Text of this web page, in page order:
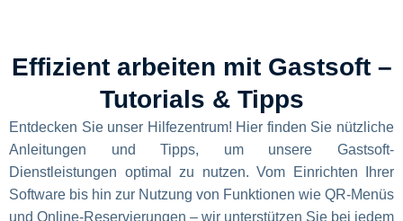
Effizient arbeiten mit Gastsoft –
Tutorials & Tipps
Entdecken Sie unser Hilfezentrum! Hier finden Sie nützliche
Anleitungen und Tipps, um unsere Gastsoft-
Dienstleistungen optimal zu nutzen. Vom Einrichten Ihrer
Software bis hin zur Nutzung von Funktionen wie QR-Menüs
und Online-Reservierungen – wir unterstützen Sie bei jedem